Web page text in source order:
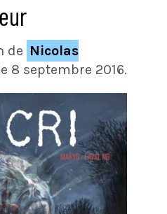
de Nicolas
8 septembre 2016.